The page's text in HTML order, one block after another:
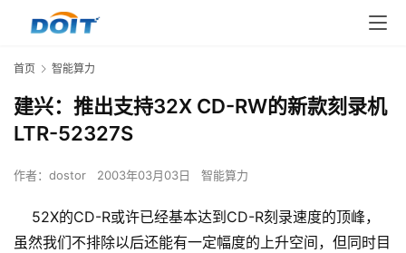
首页 智能算力
建兴：推出支持32X CD-RW的新款刻录机
LTR-52327S
作者： dostor 2003年03月03日 智能算力
52X的CD-R或许已经基本达到CD-R刻录速度的顶峰，
虽然我们不排除以后还能有一定幅度的上升空间，但同时目